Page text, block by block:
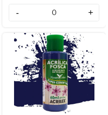
- +